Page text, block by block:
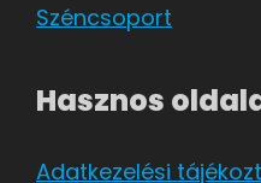
Széncsoport
Hasznos
Adatkezelési